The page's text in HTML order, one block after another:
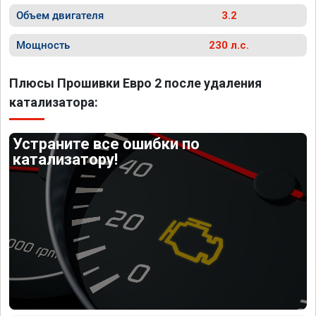
Объем двигателя 3.2
Мощность 230 л.с.
Плюсы Прошивки Евро 2 после удаления
катализатора:
Устраните все ошибки по
катализатору!